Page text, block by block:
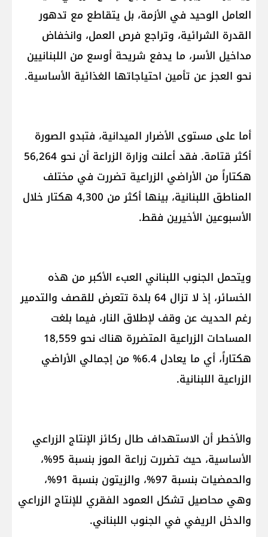
العامل الوحيد في الأزمة، بل يتقاطع مع تدهور
القدرة الشرائية، وتراجع فرص العمل، وانخفاض
مداخيل الأسر، ما يدفع شريحة أوسع من اللبنانيين
نحو العجز عن تأمين احتياجاتها الغذائية الأساسية.
أما على مستوى الأضرار الميدانية، فتبدو الصورة
أكثر قتامة. فقد أعلنت وزارة الزراعة أن نحو 56,264
هكتاراً من الأراضي الزراعية تضررت في مختلف
المناطق اللبنانية، بينها أكثر من 4,300 هكتار خلال
الأسبوعين الأخيرين فقط.
ويتحمل الجنوب اللبناني العبء الأكبر من هذه
الخسائر، إذ لا تزال 64 بلدة تتعرض للقصف والتدمير
رغم الحديث عن وقف لإطلاق النار، فيما بلغت
المساحات الزراعية المتضررة هناك نحو 18,559
هكتاراً، أي ما يعادل 6.4% من إجمالي الأراضي
الزراعية اللبنانية.
والأخطر أن الاستهداف طال ركائز الإنتاج الزراعي
الأساسية، حيث تضررت زراعة الموز بنسبة 95%،
والحمضيات بنسبة 97%، والزيتون بنسبة 91%،
وهي محاصيل تشكل العمود الفقري للإنتاج الزراعي
والدخل الريفي في الجنوب اللبناني.